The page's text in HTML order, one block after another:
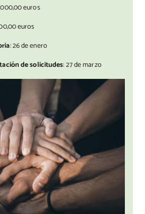
euros
euros
: 26 de enero
de solicitudes: 27 de marzo